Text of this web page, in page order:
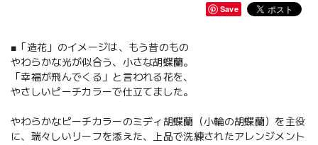
Save
■「造花」のイメージは、もう昔のもの
やわらかな光が似合う、小さな胡蝶蘭。
「幸福が飛んでくる」と言われる花を、
やさしいピーチカラーで仕立てました。
やわらかなピーチカラーのミディ胡蝶蘭（小輪の胡蝶蘭）を主役
に、瑞々しいリーフを添えた、上品で洗練されたアレンジメント